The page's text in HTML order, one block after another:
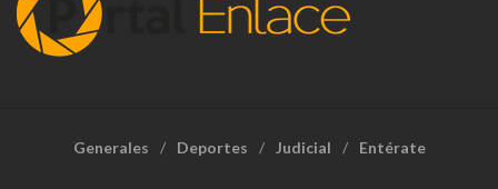
Generales Deportes Judicial Entérate